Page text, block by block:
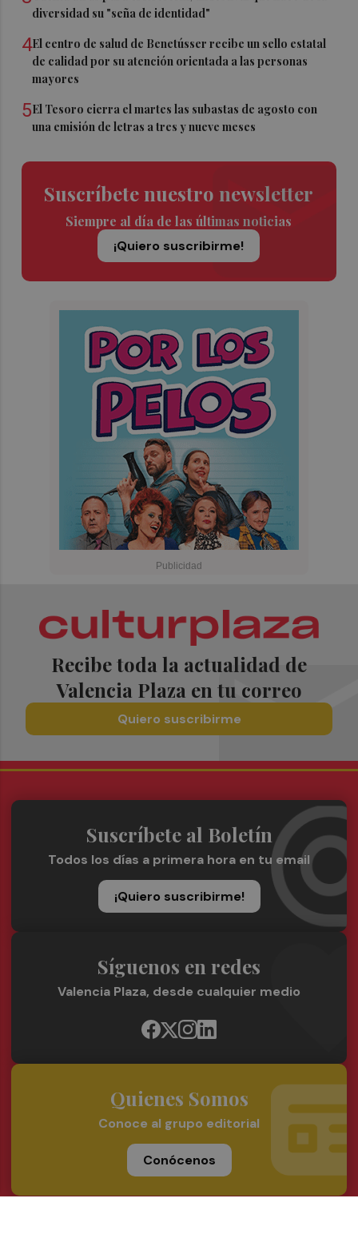
diversidad su "seña de identidad"
4El centro de salud de Benetússer recibe un sello estatal
de calidad por su atención orientada a las personas
mayores
5El Tesoro cierra el martes las subastas de agosto con
una emisión de letras a tres y nueve meses
Suscríbete nuestro newsletter
Siempre al día de las últimas noticias
¡Quiero suscribirme!
Recibe toda la actualidad de
Valencia Plaza en tu correo
Quiero suscribirme
Suscríbete al Boletín
Todos los días a primera hora en tu email
¡Quiero suscribirme!
Síguenos en redes
Valencia Plaza, desde cualquier medio
Quienes Somos
Conoce al grupo editorial
Conócenos